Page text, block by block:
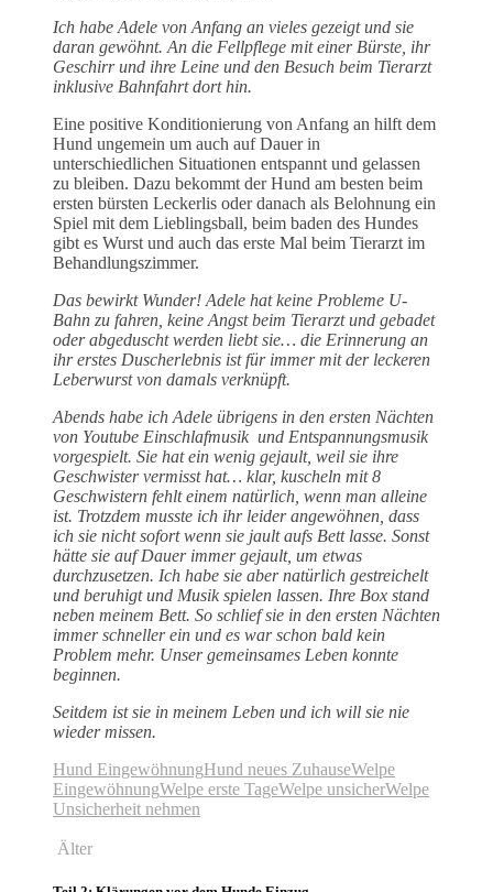
Ich habe Adele von Anfang an vieles gezeigt und sie
daran gewöhnt. An die Fellpflege mit einer Bürste, ihr
Geschirr und ihre Leine und den Besuch beim Tierarzt
inklusive Bahnfahrt dort hin.
Eine positive Konditionierung von Anfang an hilft dem
Hund ungemein um auch auf Dauer in
unterschiedlichen Situationen entspannt und gelassen
zu bleiben. Dazu bekommt der Hund am besten beim
ersten bürsten Leckerlis oder danach als Belohnung ein
Spiel mit dem Lieblingsball, beim baden des Hundes
gibt es Wurst und auch das erste Mal beim Tierarzt im
Behandlungszimmer.
Das bewirkt Wunder! Adele hat keine Probleme U-
Bahn zu fahren, keine Angst beim Tierarzt und gebadet
oder abgeduscht werden liebt sie… die Erinnerung an
ihr erstes Duscherlebnis ist für immer mit der leckeren
Leberwurst von damals verknüpft.
Abends habe ich Adele übrigens in den ersten Nächten
von Youtube Einschlafmusik und Entspannungsmusik
vorgespielt. Sie hat ein wenig gejault, weil sie ihre
Geschwister vermisst hat… klar, kuscheln mit 8
Geschwistern fehlt einem natürlich, wenn man alleine
ist. Trotzdem musste ich ihr leider angewöhnen, dass
ich sie nicht sofort wenn sie jault aufs Bett lasse. Sonst
hätte sie auf Dauer immer gejault, um etwas
durchzusetzen. Ich habe sie aber natürlich gestreichelt
und beruhigt und Musik spielen lassen. Ihre Box stand
neben meinem Bett. So schlief sie in den ersten Nächten
immer schneller ein und es war schon bald kein
Problem mehr. Unser gemeinsames Leben konnte
beginnen.
Seitdem ist sie in meinem Leben und ich will sie nie
wieder missen.
Hund EingewöhnungHund neues ZuhauseWelpe
EingewöhnungWelpe erste TageWelpe unsicherWelpe
Unsicherheit nehmen
Älter